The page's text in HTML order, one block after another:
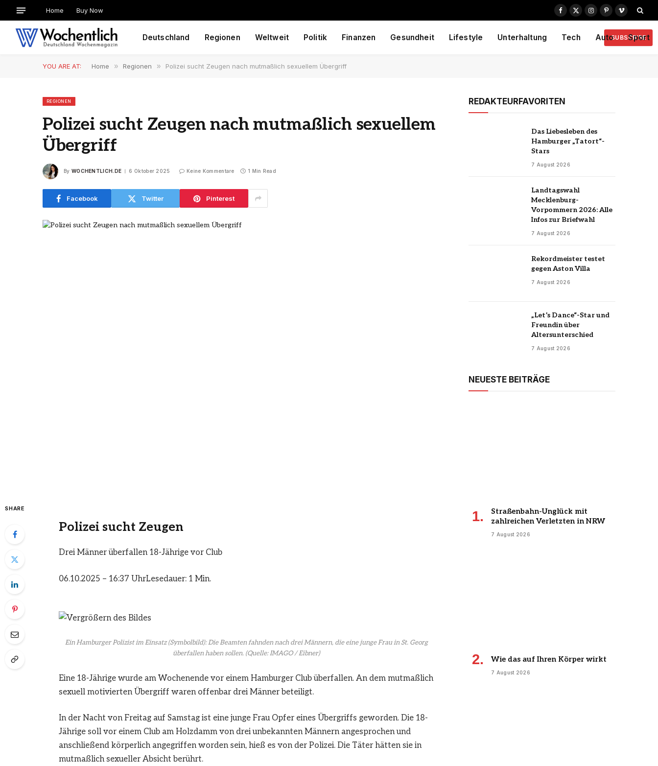
Home Buy Now
Facebook
X
Instagram
PinterestVimeo
Deutschland Regionen Weltweit Politik Finanzen Gesundheit Lifestyle Unterhaltung Tech Auto Sport
SUBSCRIBE
YOU ARE AT: Home » Regionen » Polizei sucht Zeugen nach mutmaßlich sexuellem Übergriff
REGIONEN
Polizei sucht Zeugen nach mutmaßlich sexuellem
Übergriff
By WOCHENTLICH.DE 6 Oktober 2025 Keine Kommentare 1 Min Read
Facebook Twitter Pinterest
SHARE
Polizei sucht Zeugen
Drei Männer überfallen 18-Jährige vor Club
06.10.2025 – 16:37 UhrLesedauer: 1 Min.
Ein Hamburger Polizist im Einsatz (Symbolbild): Die Beamten fahnden nach drei Männern, die eine junge Frau in St. Georg
überfallen haben sollen.(Quelle: IMAGO / Eibner)
Eine 18-Jährige wurde am Wochenende vor einem Hamburger Club überfallen. An dem mutmaßlich
sexuell motivierten Übergriff waren offenbar drei Männer beteiligt.
In der Nacht von Freitag auf Samstag ist eine junge Frau Opfer eines Übergriffs geworden. Die 18-
Jährige soll vor einem Club am Holzdamm von drei unbekannten Männern angesprochen und
anschließend körperlich angegriffen worden sein, hieß es von der Polizei. Die Täter hätten sie in
mutmaßlich sexueller Absicht berührt.
REDAKTEURFAVORITEN
Das Liebesleben des
Hamburger „Tatort“-
Stars
7 August 2026
Landtagswahl
Mecklenburg-
Vorpommern 2026: Alle
Infos zur Briefwahl
7 August 2026
Rekordmeister testet
gegen Aston Villa
7 August 2026
„Let’s Dance“-Star und
Freundin über
Altersunterschied
7 August 2026
NEUESTE BEITRÄGE
Straßenbahn-Unglück mit
zahlreichen Verletzten in NRW
7 August 2026
Wie das auf Ihren Körper wirkt
7 August 2026